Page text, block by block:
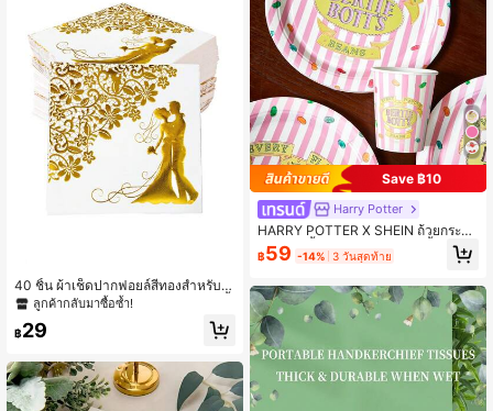
40 ชิ้น ผ้าเช็ดปากฟอยล์สีทองสำหรับเจ้
าสาวและเจ้าบ่าว, เหมาะสำหรับงานเลี้
ยงแต่งงาน, งานเลี้ยงค็อกเทล, งานเลี้ยง
หมั้น และของตกแต่งงานเลี้ยงเจ้าสาว,
ลูกค้ากลับมาซื้อซ้ำ!
฿29
Save ฿10
Harry Potter
HARRY POTTER X SHEIN ถ้วยกระดา
ษใช้แล้วทิ้ง, จานกระดาษ, 10 ชิ้นต่อชุด
฿59 -14% 3 วันสุดท้าย